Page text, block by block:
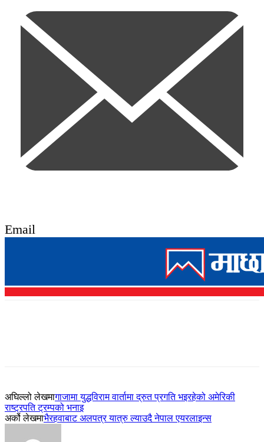
Email
अघिल्लो लेखमागाजामा युद्धविराम वार्तामा द्रुत प्रगति भइरहेको अमेरिकी
राष्ट्रपति ट्रम्पको भनाइ
अर्को लेखमाभैरहवाबाट अलपत्र यात्रु ल्याउदै नेपाल एयरलाइन्स